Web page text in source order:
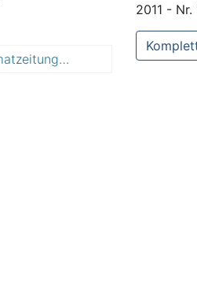
Bote des Geiseltales : Heimatzeitung der Stadt Braunsbedra, Ortschaften: Frankleben, Großkayna, Krumpa, Roßbach
2011 - Nr.